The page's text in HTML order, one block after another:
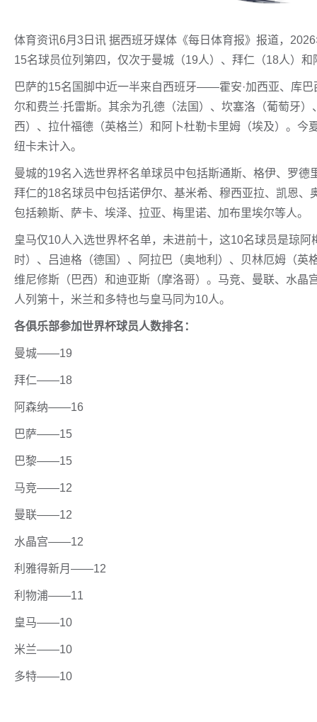
体育资讯6月3日讯 据西班牙媒体《每日体育报》报道，
15名球员位列第四，仅次于曼城（19人）、拜仁（18人）
巴萨的15名国脚中近一半来自西班牙——霍安·加西亚、库
尔和费兰·托雷斯。其余为孔德（法国）、坎塞洛（葡萄牙
西）、拉什福德（英格兰）和阿卜杜勒卡里姆（埃及）。
纽卡未计入。
曼城的19名入选世界杯名单球员中包括斯通斯、格伊、罗德
拜仁的18名球员中包括诺伊尔、基米希、穆西亚拉、凯恩
包括赖斯、萨卡、埃泽、拉亚、梅里诺、加布里埃尔等人。
皇马仅10人入选世界杯名单，未进前十，这10名球员是琼
时）、吕迪格（德国）、阿拉巴（奥地利）、贝林厄姆（
维尼修斯（巴西）和迪亚斯（摩洛哥）。马竞、曼联、水晶
人列第十，米兰和多特也与皇马同为10人。
各俱乐部参加世界杯球员人数排名：
曼城——19
拜仁——18
阿森纳——16
巴萨——15
巴黎——15
马竞——12
曼联——12
水晶宫——12
利雅得新月——12
利物浦——11
皇马——10
米兰——10
多特——10